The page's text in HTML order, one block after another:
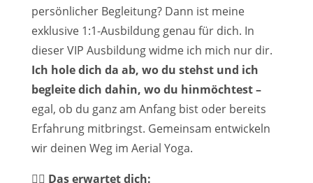
persönlicher Begleitung? Dann ist meine
exklusive 1:1-Ausbildung genau für dich. In
dieser VIP Ausbildung widme ich mich nur dir.
Ich hole dich da ab, wo du stehst und ich
begleite dich dahin, wo du hinmöchtest –
egal, ob du ganz am Anfang bist oder bereits
Erfahrung mitbringst. Gemeinsam entwickeln
wir deinen Weg im Aerial Yoga.
🧘‍♀️ Das erwartet dich: